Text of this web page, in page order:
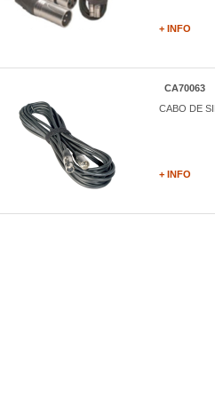
+ INFO
CA70063
CABO DE
+ INFO